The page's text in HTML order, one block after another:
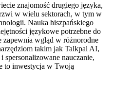
znajomość drugiego języka,
w wielu sektorach, w tym w
Nauka hiszpańskiego
językowe potrzebne do
zapewnia wgląd w różnorodne
takim jak Talkpal AI,
spersonalizowane nauczanie,
to inwestycja w Twoją